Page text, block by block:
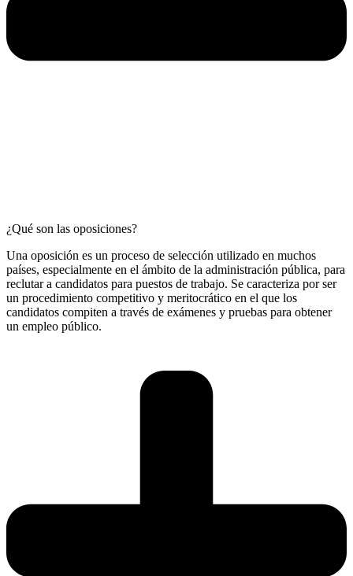
¿Qué son las oposiciones?
Una oposición es un proceso de selección utilizado en muchos
países, especialmente en el ámbito de la administración pública, para
reclutar a candidatos para puestos de trabajo. Se caracteriza por ser
un procedimiento competitivo y meritocrático en el que los
candidatos compiten a través de exámenes y pruebas para obtener
un empleo público.